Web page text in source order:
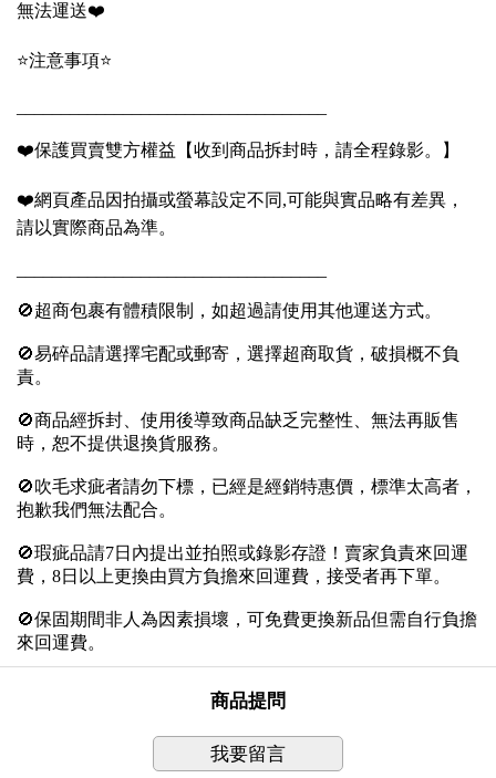
無法運送❤️
⭐️注意事項⭐️
❤️保護買賣雙方權益【收到商品拆封時，請全程錄影。】
❤️網頁產品因拍攝或螢幕設定不同,可能與實品略有差異，
請以實際商品為準。
🚫超商包裹有體積限制，如超過請使用其他運送方式。
🚫易碎品請選擇宅配或郵寄，選擇超商取貨，破損概不負
責。
🚫商品經拆封、使用後導致商品缺乏完整性、無法再販售
時，恕不提供退換貨服務。
🚫吹毛求疵者請勿下標，已經是經銷特惠價，標準太高者，
抱歉我們無法配合。
🚫瑕疵品請7日內提出並拍照或錄影存證！賣家負責來回運
費，8日以上更換由買方負擔來回運費，接受者再下單。
🚫保固期間非人為因素損壞，可免費更換新品但需自行負擔
來回運費。
商品提問
我要留言